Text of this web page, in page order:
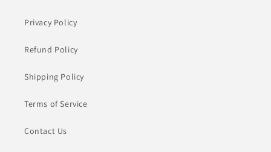
Privacy Policy
Refund Policy
Shipping Policy
Terms of Service
Contact Us